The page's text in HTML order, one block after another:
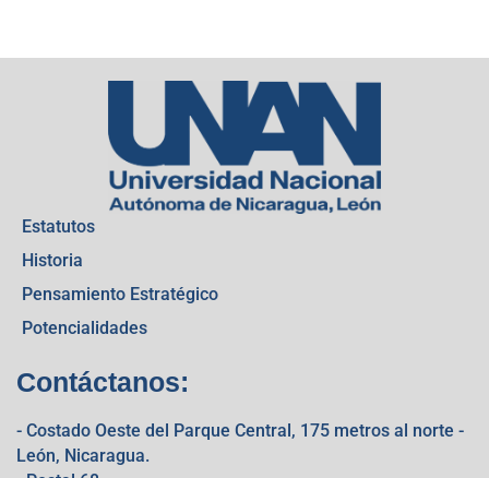
Estatutos
Historia
Pensamiento Estratégico
Potencialidades
Contáctanos:
- Costado Oeste del Parque Central, 175 metros al norte -
León, Nicaragua.